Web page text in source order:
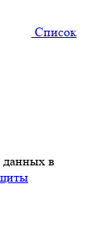
Cписок
данных в